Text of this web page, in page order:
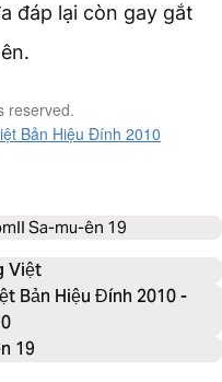
đáp lại còn gay gắt
reserved.
Bản Hiệu Đính 2010
II Sa-mu-ên 19
Việt
Bản Hiệu Đính 2010 -
19